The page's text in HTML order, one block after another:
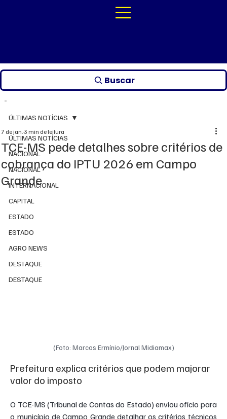
Buscar
ÚLTIMAS NOTÍCIAS
NACIONAL
NACIONAL
INTERNACIONAL
CAPITAL
ESTADO
ESTADO
AGRO NEWS
DESTAQUE
DESTAQUE
ÚLTIMAS NOTÍCIAS
TCE-MS pede detalhes sobre critérios de
cobrança do IPTU 2026 em Campo
Grande
7 de jan.3 min de leitura
(Foto: Marcos Ermínio/Jornal Midiamax)
Prefeitura explica critérios que podem majorar
valor do imposto
O TCE-MS (Tribunal de Contas do Estado) enviou ofício para
o município de Campo Grande detalhar os critérios técnicos